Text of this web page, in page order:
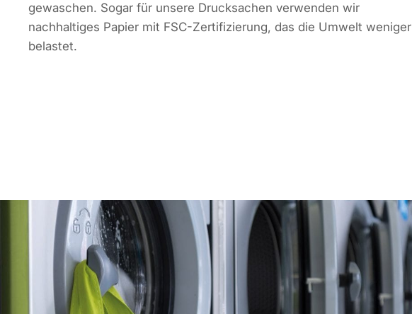
gewaschen. Sogar für unsere Drucksachen verwenden wir
nachhaltiges Papier mit FSC-Zertifizierung, das die Umwelt weniger
belastet.